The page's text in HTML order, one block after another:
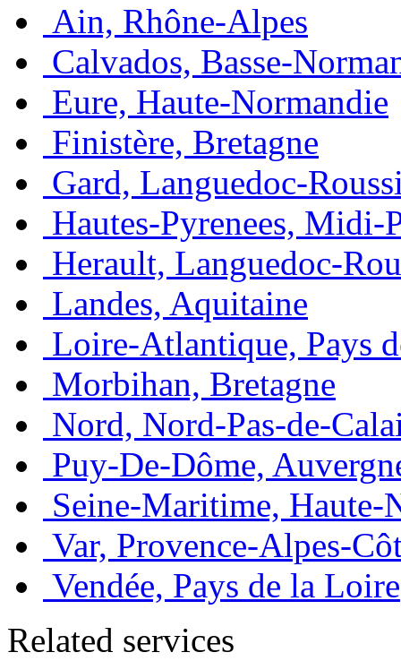
Ain, Rhône-Alpes
Calvados, Basse-
Eure, Haute-Normandie
Finistère, Bretagne
Gard, Languedoc-
Hautes-Pyrenees, Midi-
Herault, Languedoc-
Landes, Aquitaine
Loire-Atlantique, Pays
Morbihan, Bretagne
Nord, Nord-Pas-de-
Puy-De-Dôme,
Seine-Maritime, Haute-
Var, Provence-Alpes-
Vendée, Pays de la Loire
Related services